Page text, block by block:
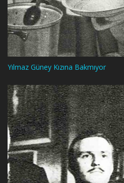
Yılmaz Güney Kızına Bakmıyor